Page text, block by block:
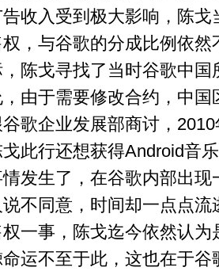
收入受到极大影响，陈
，与谷歌的分成比例依然
陈戈寻找了当时谷歌中
由于需要修改合约，中
歌企业发展部商讨，
此行还想获得Android音
发生了，在谷歌内部出
不同意，时间却一点点
一事，陈戈迄今依然认
运不至于此，这也在于